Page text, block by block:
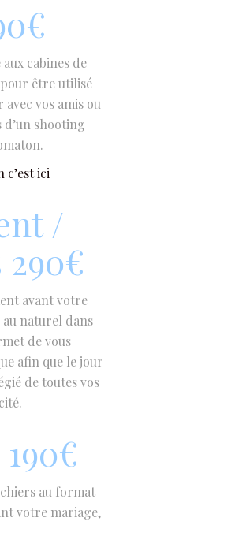
cabines de
être utilisé
vos amis ou
shooting
ici
/
avant votre
au naturel dans
de vous
afin que le jour
de toutes vos
au format
votre mariage,